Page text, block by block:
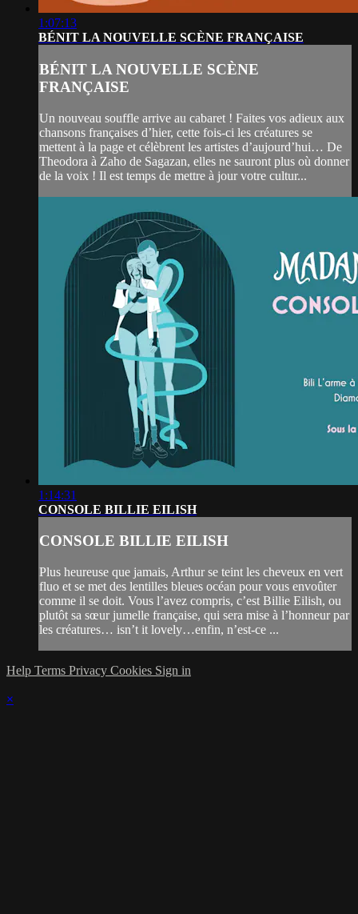
1:07:13
BÉNIT LA NOUVELLE SCÈNE FRANÇAISE
BÉNIT LA NOUVELLE SCÈNE
FRANÇAISE
Un nouveau souffle arrive au cabaret ! Faites vos adieux aux
chansons françaises d’hier, cette fois-ci les créatures se
mettent à la page et célèbrent les artistes d’aujourd’hui… De
Theodora à Zaho de Sagazan, elles ne sauront plus où donner
de la voix ! Il est temps de mettre à jour votre cultur...
1:14:31
CONSOLE BILLIE EILISH
CONSOLE BILLIE EILISH
Plus heureuse que jamais, Arthur se teint les cheveux en vert
fluo et se met des lentilles bleues océan pour vous envoûter
comme il se doit. Vous l’avez compris, c’est Billie Eilish, ou
plutôt sa sœur jumelle française, qui sera mise à l’honneur par
les créatures… isn’t it lovely…enfin, n’est-ce ...
Help Terms Privacy Cookies Sign in
×